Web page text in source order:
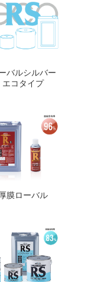
バルシルバー
エコタイプ
厚膜ローバル